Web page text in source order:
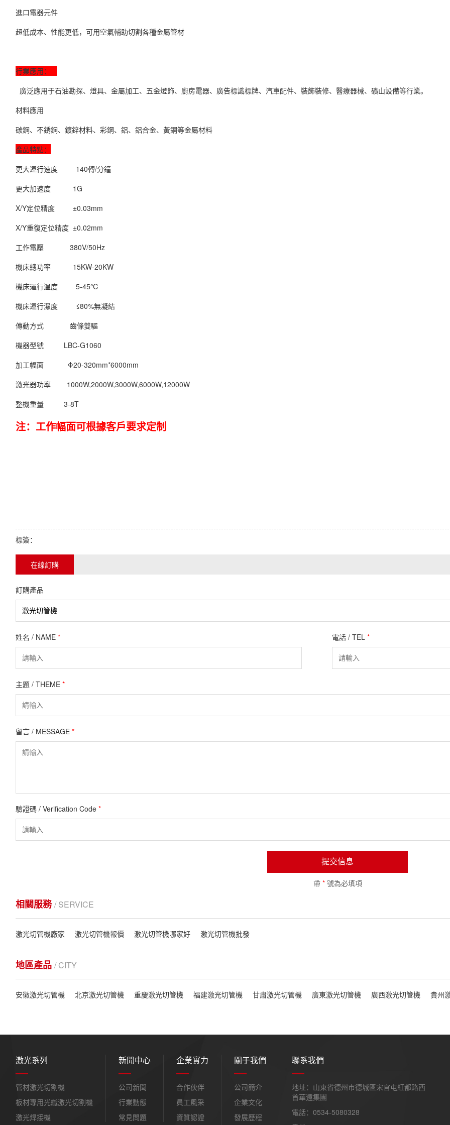
進口電器元件
超低成本、性能更低，可用空氣輔助切割各種金屬管材
行業應用：
廣泛應用于石油勘探、燈具、金屬加工、五金燈飾、廚房電器、廣告標識標牌、汽車配件、裝飾裝修、醫療器械、礦山設備等行業。
材料應用
碳鋼、不銹鋼、鍍鋅材料、彩鋼、鋁、鋁合金、黃銅等金屬材料
產品特點：
更大運行速度 140轉/分鐘
更大加速度 1G
X/Y定位精度 ±0.03mm
X/Y重復定位精度 ±0.02mm
工作電壓 380V/50Hz
機床總功率 15KW-20KW
機床運行溫度 5-45℃
機床運行濕度 ≤80%無凝結
傳動方式 齒條雙驅
機器型號 LBC-G1060
加工幅面 Φ20-320mm*6000mm
激光器功率 1000W,2000W,3000W,6000W,12000W
整機重量 3-8T
注：工作幅面可根據客戶要求定制
標簽：
在線訂購
訂購產品
姓名 / NAME * 電話 / TEL *
主題 / THEME *
留言 / MESSAGE *
驗證碼 / Verification Code *
提交信息
帶 *號為必填項
相關服務/ SERVICE
激光切管機廠家 激光切管機報價 激光切管機哪家好 激光切管機批發
地區產品 / CITY
安徽激光切管機 北京激光切管機 重慶激光切管機 福建激光切管機 甘肅激光切管機 廣東激光切管機 廣西激光切管機 貴州
激光系列
管材激光切割機
板材專用光纖激光切割機
激光焊接機
新聞中心
公司新聞
行業動態
常見問題
企業實力
合作伙伴
員工風采
資質認證
關于我們
公司簡介
企業文化
發展歷程
聯系我們
地址：山東省德州市德城區宋官屯紅都路西
首華遠集團
電話：0534-5080328